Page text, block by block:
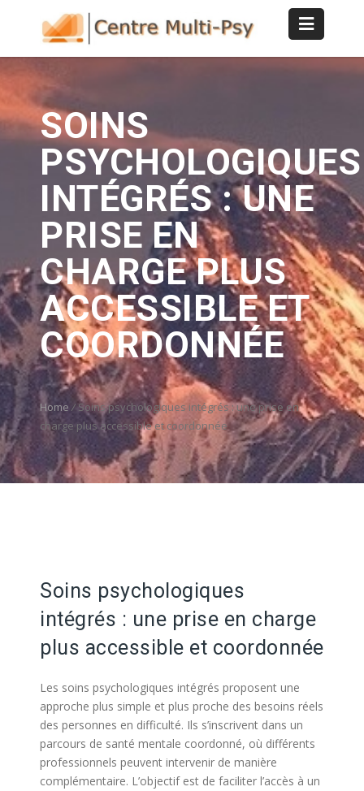
SOINS
PSYCHOLOGIQUES
INTÉGRÉS : UNE
PRISE EN
CHARGE PLUS
ACCESSIBLE ET
COORDONNÉE
Home /Soins psychologiques intégrés : une prise en
charge plus accessible et coordonnée
Soins psychologiques
intégrés : une prise en charge
plus accessible et coordonnée
Les soins psychologiques intégrés proposent une
approche plus simple et plus proche des besoins réels
des personnes en difficulté. Ils s’inscrivent dans un
parcours de santé mentale coordonné, où différents
professionnels peuvent intervenir de manière
complémentaire. L’objectif est de faciliter l’accès à un